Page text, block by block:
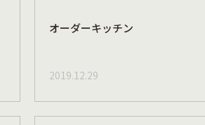
オーダーキッチン
2019.12.29